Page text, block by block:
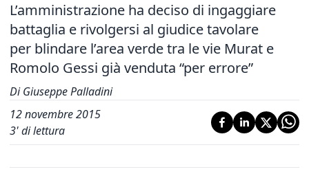
L’amministrazione ha deciso di ingaggiare
battaglia e rivolgersi al giudice tavolare
per blindare l’area verde tra le vie Murat e
Romolo Gessi già venduta “per errore”
Di Giuseppe Palladini
12 novembre 2015
3' di lettura